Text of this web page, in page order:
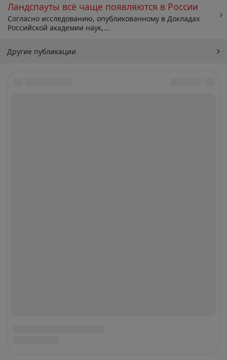
Ландспауты всё чаще появляются в России
Согласно исследованию, опубликованному в Докладах
Российской академии наук,...
Другие публикации